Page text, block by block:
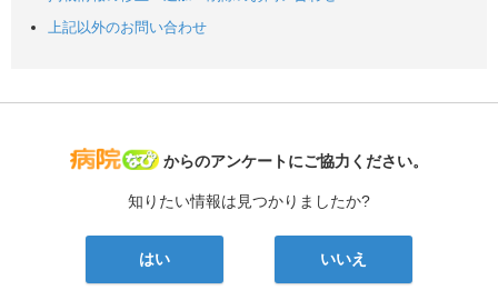
上記以外のお問い合わせ
病院なび
からのアンケートにご協力ください。
知りたい情報は見つかりましたか?
はい いいえ